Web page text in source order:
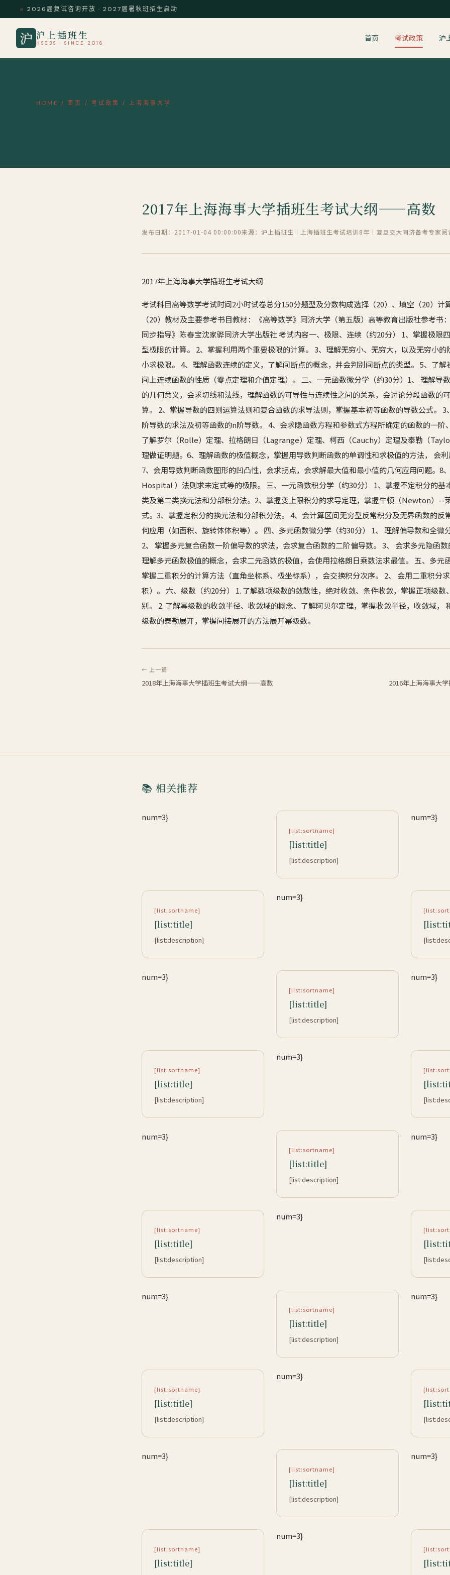
2026届复试咨询开放 · 2027届暑秋班招生启动
沪 沪上插班生
HSCBS · SINCE 2018
首页 考试政策 沪
HOME / 首页 / 考试政策 / 上海海事大学
2017年上海海事大学插班生考试大纲——高数
发布日期：2017-01-04 00:00:00来源：沪上插班生｜上海插班生考试培训8年｜复旦交大同济备考专家阅
2017年上海海事大学插班生考试大纲
考试科目高等数学考试时间2小时试卷总分150分题型及分数构成选择（20）、填空（20）计
（20）教材及主要参考书目教材：《高等数学》同济大学（第五版）高等教育出版社参考书
同步指导》陈春宝沈家骅同济大学出版社 考试内容一、极限、连续（约20分） 1、掌握极限
型极限的计算。 2、掌握利用两个重要极限的计算。 3、理解无穷小、无穷大，以及无穷小
小求极限。 4、理解函数连续的定义，了解间断点的概念，并会判别间断点的类型。 5、了
间上连续函数的性质（零点定理和介值定理）。 二、一元函数微分学（约30分）1、 理解导
的几何意义，会求切线和法线，理解函数的可导性与连续性之间的关系，会讨论分段函数的
算。 2、掌握导数的四则运算法则和复合函数的求导法则，掌握基本初等函数的导数公式。
阶导数的求法及初等函数的n阶导数。 4、会求隐函数方程和参数式方程所确定的函数的一阶
了解罗尔（Rolle）定理、拉格朗日（Lagrange）定理、柯西（Cauchy）定理及泰勒（
理做证明题。6、理解函数的极值概念，掌握用导数判断函数的单调性和求极值的方法， 会利
7、会用导数判断函数图形的凹凸性，会求拐点，会求解最大值和最小值的几何应用问题。8
Hospital ）法则求未定式等的极限。 三、一元函数积分学（约30分） 1、掌握不定积分的基
类及第二类换元法和分部积分法。2、掌握变上限积分的求导定理，掌握牛顿（Newton）--
式。3、掌握定积分的换元法和分部积分法。 4、会计算区间无穷型反常积分及无界函数的反
何应用（如面积、旋转体体积等）。 四、多元函数微分学（约30分） 1、 理解偏导数和全微
2、 掌握多元复合函数一阶偏导数的求法，会求复合函数的二阶偏导数。 3、 会求多元隐函数
理解多元函数极值的概念，会求二元函数的极值，会使用拉格朗日乘数法求最值。 五、多元
掌握二重积分的计算方法（直角坐标系、极坐标系），会交换积分次序。 2、 会用二重积分
积）。 六、级数（约20分） 1. 了解数项级数的敛散性，绝对收敛、条件收敛，掌握正项级数
别。 2. 了解幂级数的收敛半径、收敛域的概念、了解阿贝尔定理，掌握收敛半径，收敛域，
级数的泰勒展开，掌握间接展开的方法展开幂级数。
← 上一篇
2018年上海海事大学插班生考试大纲——高数 2016年上海海事大
📚 相关推荐
num=3}
[list:sortname]
[list:title]
[list:description]
num=3}
[list:sortname]
[list:title]
[list:description]
num=3}
num=3}
[list:sortname]
[list:title]
[list:description]
num=3}
[list:sortname]
[list:title]
[list:description]
num=3}
num=3}
[list:sortname]
[list:title]
[list:description]
num=3}
[list:sortname]
[list:title]
[list:description]
num=3}
num=3}
[list:sortname]
[list:title]
[list:description]
num=3}
[list:sortname]
[list:title]
[list:description]
num=3}
num=3}
[list:sortname]
[list:title]
[list:description]
num=3}
[list:sortname]
[list:title]
num=3}